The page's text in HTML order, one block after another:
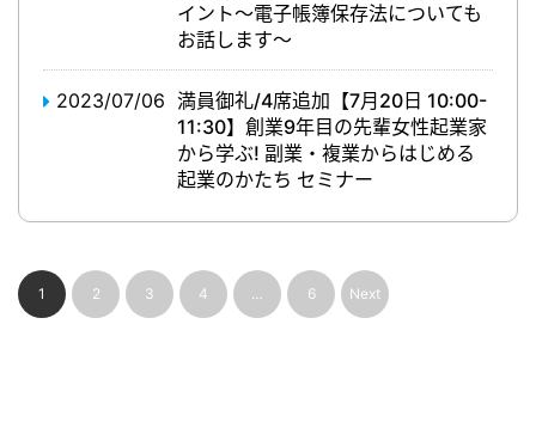
イント～電子帳簿保存法についても
お話します～
2023/07/06 満員御礼/4席追加【7月20日 10:00-
11:30】創業9年目の先輩女性起業家
から学ぶ! 副業・複業からはじめる
起業のかたち セミナー
1 2 3 4 … 6 Next